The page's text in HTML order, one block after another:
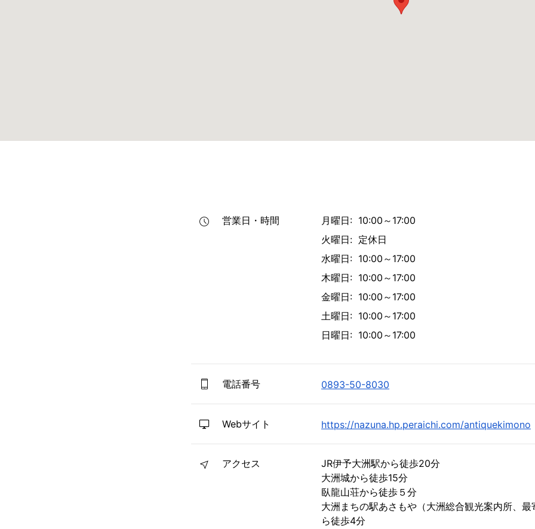
営業日・時間
月曜日: 10:00～17:00
火曜日: 定休日
水曜日: 10:00～17:00
木曜日: 10:00～17:00
金曜日: 10:00～17:00
土曜日: 10:00～17:00
日曜日: 10:00～17:00
電話番号 0893-50-8030
Webサイト https://nazuna.hp.peraichi.com/antiquekimono
アクセス
JR伊予大洲駅から徒歩20分
大洲城から徒歩15分
臥龍山荘から徒歩５分
大洲まちの駅あさもや（大洲総合観光案内所、
ら徒歩4分